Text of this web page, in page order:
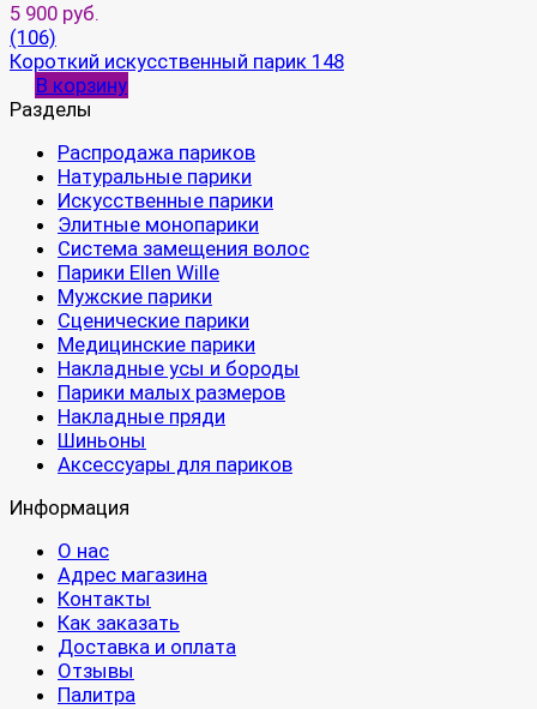
5 900 руб.
(106)
Короткий искусственный парик 148
В корзину
Разделы
Распродажа париков
Натуральные парики
Искусственные парики
Элитные монопарики
Система замещения волос
Парики Ellen Wille
Мужские парики
Сценические парики
Медицинские парики
Накладные усы и бороды
Парики малых размеров
Накладные пряди
Шиньоны
Аксессуары для париков
Информация
О нас
Адрес магазина
Контакты
Как заказать
Доставка и оплата
Отзывы
Палитра